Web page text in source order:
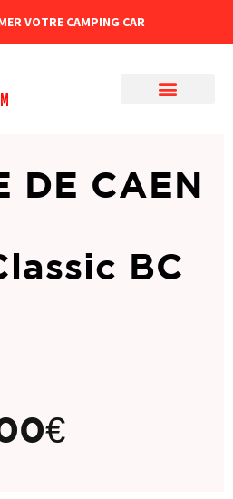
VOTRE CAMPING CAR
DE CAEN
BC
€